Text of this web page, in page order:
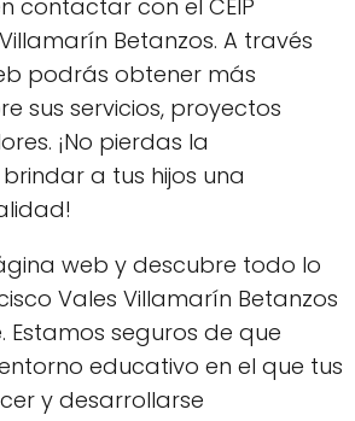
contactar con el CEIP
Betanzos. A través
podrás obtener más
sus servicios, proyectos
¡No pierdas la
a tus hijos una
web y descubre todo lo
Vales Villamarín Betanzos
Estamos seguros de que
educativo en el que tus
y desarrollarse